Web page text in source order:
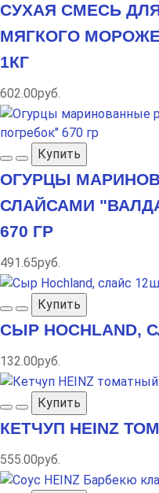
СУХАЯ СМЕСЬ
МЯГКОГО
1КГ
602.00руб.
Купить
ОГУРЦЫ
СЛАЙСАМИ
670 ГР
491.65руб.
Купить
СЫР HOCHLAND,
132.00руб.
Купить
КЕТЧУП HEINZ
555.00руб.